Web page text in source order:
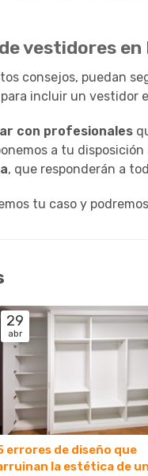
vestidores
consejos, puedan
incluir un vestidor
con profesionales
a tu
, que responderán a
tu caso y
29
abr
errores de diseño que
la estética de un